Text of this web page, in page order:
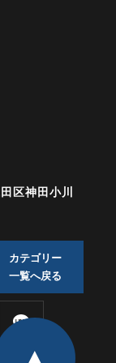
区神田小川
カテゴリー
一覧へ戻る